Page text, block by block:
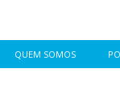
QUEM SOMOS